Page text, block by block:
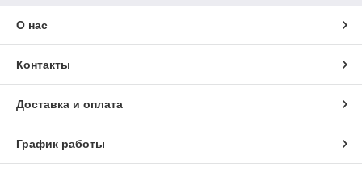
О нас
Контакты
Доставка и оплата
График работы